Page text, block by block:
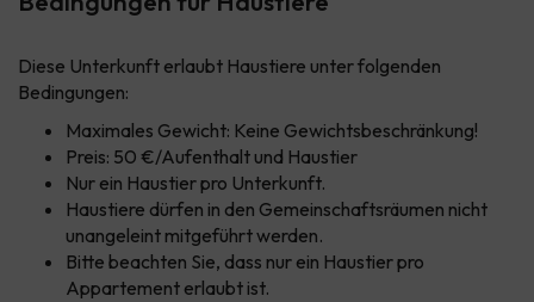
Diese Unterkunft erlaubt Haustiere unter folgenden
Bedingungen:
Maximales Gewicht: Keine Gewichtsbeschränkung!
Preis: 50 €/Aufenthalt und Haustier
Nur ein Haustier pro Unterkunft.
Haustiere dürfen in den Gemeinschaftsräumen nicht
unangeleint mitgeführt werden.
Bitte beachten Sie, dass nur ein Haustier pro
Appartement erlaubt ist.